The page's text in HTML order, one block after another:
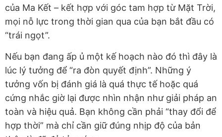
của Ma Kết – kết hợp với góc tam hợp từ Mặt Trời,
mọi nỗ lực trong thời gian qua của bạn bắt đầu có
“trái ngọt”.
Nếu bạn đang ấp ủ một kế hoạch nào đó thì đây là
lúc lý tưởng để “ra đòn quyết định”. Những ý
tưởng vốn bị đánh giá là quá thực tế hoặc quá
cứng nhắc giờ lại được nhìn nhận như giải pháp an
toàn và hiệu quả. Bạn không cần phải “thay đổi để
hợp thời” mà chỉ cần giữ đúng nhịp độ của bản